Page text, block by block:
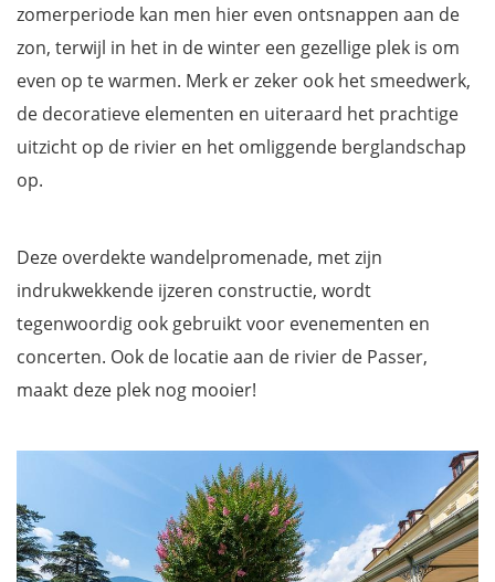
zomerperiode kan men hier even ontsnappen aan de
zon, terwijl in het in de winter een gezellige plek is om
even op te warmen. Merk er zeker ook het smeedwerk,
de decoratieve elementen en uiteraard het prachtige
uitzicht op de rivier en het omliggende berglandschap
op.
Deze overdekte wandelpromenade, met zijn
indrukwekkende ijzeren constructie, wordt
tegenwoordig ook gebruikt voor evenementen en
concerten. Ook de locatie aan de rivier de Passer,
maakt deze plek nog mooier!